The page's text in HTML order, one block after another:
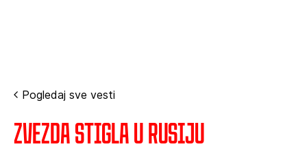
Pogledaj sve vesti
Zvezda stigla u Rusiju